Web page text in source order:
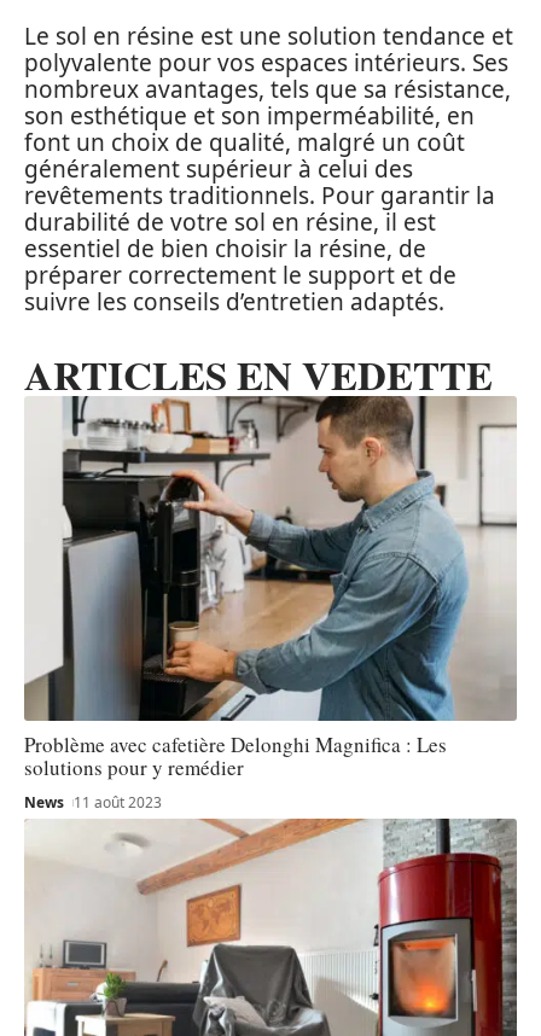
Le sol en résine est une solution tendance et
polyvalente pour vos espaces intérieurs. Ses
nombreux avantages, tels que sa résistance,
son esthétique et son imperméabilité, en
font un choix de qualité, malgré un coût
généralement supérieur à celui des
revêtements traditionnels. Pour garantir la
durabilité de votre sol en résine, il est
essentiel de bien choisir la résine, de
préparer correctement le support et de
suivre les conseils d’entretien adaptés.
ARTICLES EN VEDETTE
Problème avec cafetière Delonghi Magnifica : Les
solutions pour y remédier
News 11 août 2023